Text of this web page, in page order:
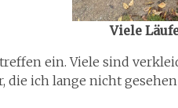
Viele
ein. Viele sind
die ich lange nicht